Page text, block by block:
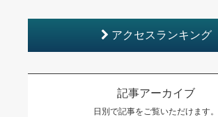
アクセスランキング
記事アーカイブ
日別で記事をご覧いただけます。